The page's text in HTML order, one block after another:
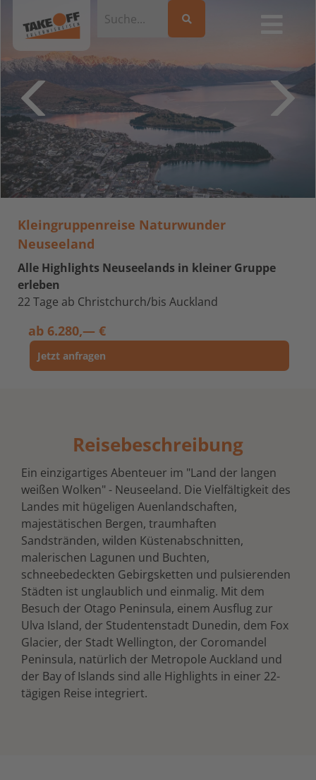
Kleingruppenreise Naturwunder
Neuseeland
Alle Highlights Neuseelands in kleiner Gruppe
erleben
22 Tage ab Christchurch/bis Auckland
ab 6.280,— €
Jetzt anfragen
Reisebeschreibung
Ein einzigartiges Abenteuer im "Land der langen
weißen Wolken" - Neuseeland. Die Vielfältigkeit des
Landes mit hügeligen Auenlandschaften,
majestätischen Bergen, traumhaften
Sandstränden, wilden Küstenabschnitten,
malerischen Lagunen und Buchten,
schneebedeckten Gebirgsketten und pulsierenden
Städten ist unglaublich und einmalig. Mit dem
Besuch der Otago Peninsula, einem Ausflug zur
Ulva Island, der Studentenstadt Dunedin, dem Fox
Glacier, der Stadt Wellington, der Coromandel
Peninsula, natürlich der Metropole Auckland und
der Bay of Islands sind alle Highlights in einer 22-
tägigen Reise integriert.